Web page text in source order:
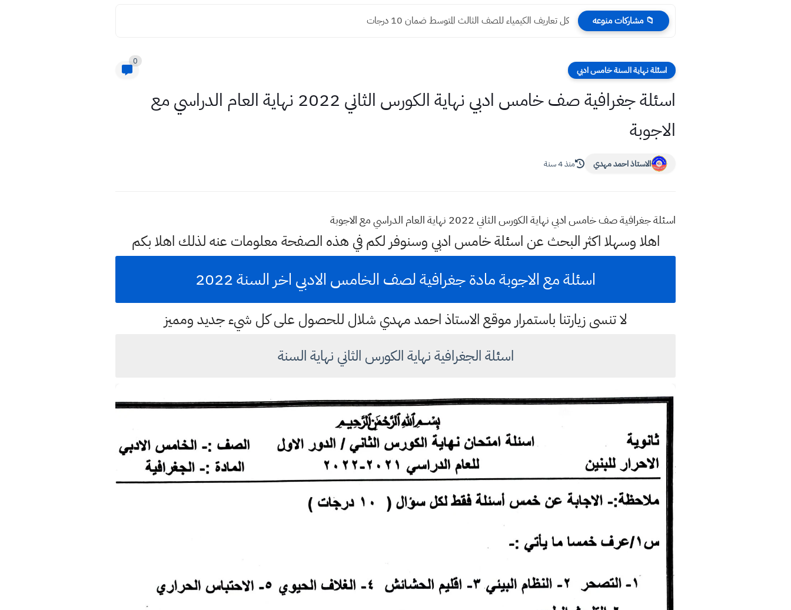
📁 مشاركات منوعه كل تعاريف الكيمياء للصف الثالث المتوسط ضمان 10 درجات
اسئلة نهاية السنة خامس ادبي
0
اسئلة جغرافية صف خامس ادبي نهاية الكورس الثاني 2022 نهاية العام الدراسي مع
الاجوبة
الاستاذ احمد مهدي منذ 4 سنة
اسئلة جغرافية صف خامس ادبي نهاية الكورس الثاني 2022 نهاية العام الدراسي مع الاجوبة
اهلا وسهلا اكثر البحث عن اسئلة خامس ادبي وسنوفر لكم في هذه الصفحة معلومات عنه لذلك اهلا بكم
اسئلة مع الاجوبة مادة جغرافية لصف الخامس الادبي اخر السنة 2022
لا تنسى زيارتنا باستمرار موقع الاستاذ احمد مهدي شلال للحصول على كل شيء جديد ومميز
اسئلة الجغرافية نهاية الكورس الثاني نهاية السنة